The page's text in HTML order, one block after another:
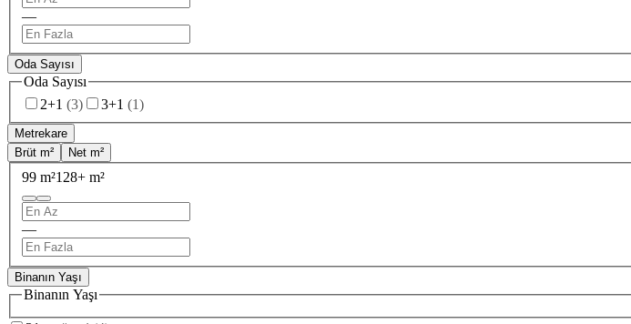
—
Oda Sayısı
Oda Sayısı
2+1 (3) 3+1 (1)
Metrekare
Brüt m²
Net m²
99 m²128+ m²
—
Binanın Yaşı
Binanın Yaşı